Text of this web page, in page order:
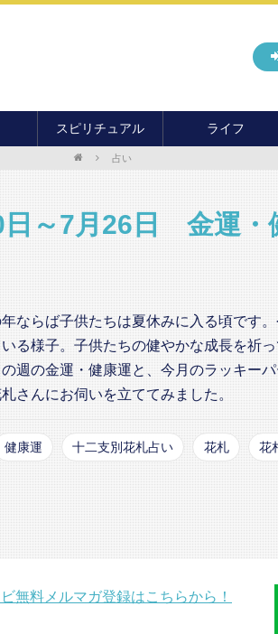
スピリチュアル
開運
パワースポット
オカルト
ライフ
癒し
旅行
占い
日～7月26日 金運
ならば子供たちは夏休みに入る頃です
る様子。子供たちの健やかな成長を祈っ
週の金運・健康運と、今月のラッキー
さんにお伺いを立ててみました。
健康運 十二支別花札占い 花札 花
料メルマガ登録はこちらから！